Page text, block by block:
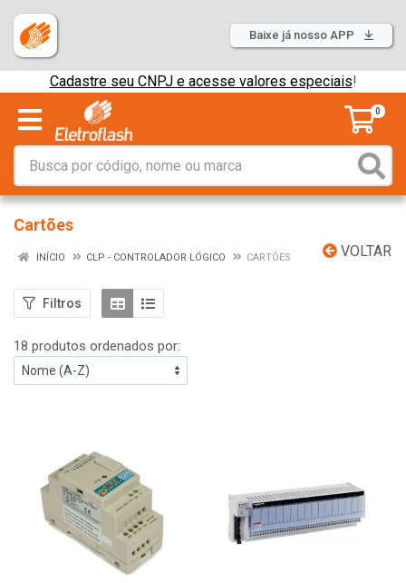
Baixe já nosso APP
Cadastre seu CNPJ e acesse valores especiais!
0
Cartões
VOLTAR
INÍCIO CLP - CONTROLADOR LÓGICO CARTÕES
Filtros
18 produtos ordenados por: